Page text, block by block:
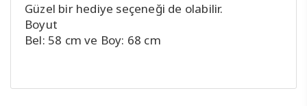
Güzel bir hediye seçeneği de olabilir.
Boyut
Bel: 58 cm ve Boy: 68 cm